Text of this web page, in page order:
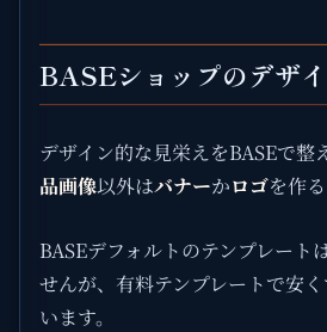
BASEショップのデザ
デザイン的な見栄えをBASEで整
品画像以外はバナーかロゴを作
BASEデフォルトのテンプレート
せんが、有料テンプレートで安
います。